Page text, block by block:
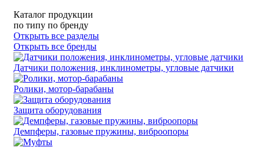
Каталог продукции
по типу по бренду
Открыть все разделы
Открыть все бренды
Датчики положения, инклинометры, угловые датчики
Ролики, мотор-барабаны
Защита оборудования
Демпферы, газовые пружины, виброопоры